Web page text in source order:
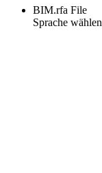
BIM.rfa File
Sprache wählen